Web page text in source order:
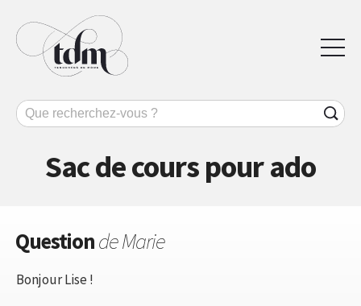
Sac de cours pour ado
Questionde Marie
Bonjour Lise !